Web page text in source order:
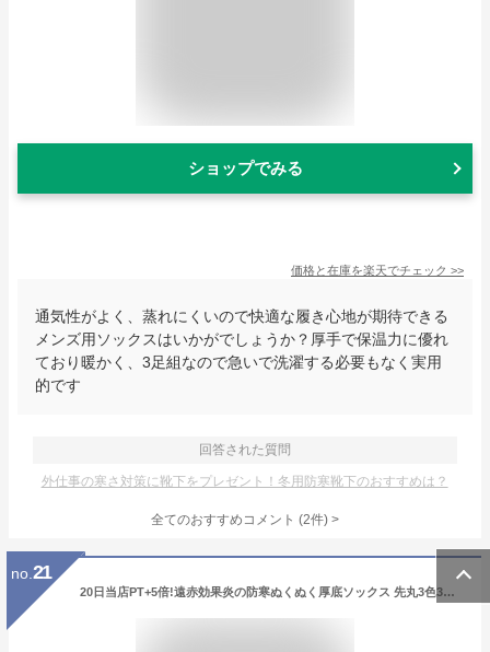
ショップでみる
価格と在庫を楽天でチェック >>
通気性がよく、蒸れにくいので快適な履き心地が期待できる
メンズ用ソックスはいかがでしょうか？厚手で保温力に優れ
ており暖かく、3足組なので急いで洗濯する必要もなく実用
的です
回答された質問
外仕事の寒さ対策に靴下をプレゼント！冬用防寒靴下のおすすめは？
全てのおすすめコメント (2件) >
no. 21
20日当店PT+5倍!遠赤効果炎の防寒ぬくぬく厚底ソックス 先丸3色3足組メンズ靴下24.5〜27cm 冬用軍足 HN703 靴下 メンズ 軍足 防寒 冬用 厚手 | ソックス 作業用 作業 くつ下 男性 紳士 メンズソックス 安全靴 冬 あったか